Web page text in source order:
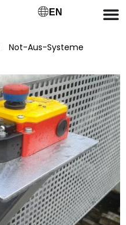
EN
Not-Aus-Systeme